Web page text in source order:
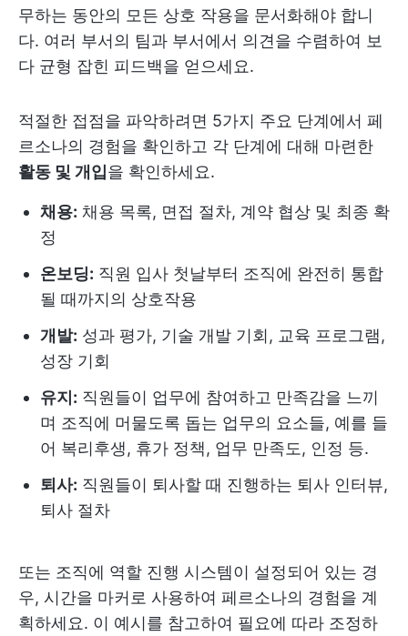
무하는 동안의 모든 상호 작용을 문서화해야 합니
다. 여러 부서의 팀과 부서에서 의견을 수렴하여 보
다 균형 잡힌 피드백을 얻으세요.
적절한 접점을 파악하려면 5가지 주요 단계에서 페
르소나의 경험을 확인하고 각 단계에 대해 마련한
활동 및 개입을 확인하세요.
채용: 채용 목록, 면접 절차, 계약 협상 및 최종 확
정
온보딩: 직원 입사 첫날부터 조직에 완전히 통합
될 때까지의 상호작용
개발: 성과 평가, 기술 개발 기회, 교육 프로그램,
성장 기회
유지: 직원들이 업무에 참여하고 만족감을 느끼
며 조직에 머물도록 돕는 업무의 요소들, 예를 들
어 복리후생, 휴가 정책, 업무 만족도, 인정 등.
퇴사: 직원들이 퇴사할 때 진행하는 퇴사 인터뷰,
퇴사 절차
또는 조직에 역할 진행 시스템이 설정되어 있는 경
우, 시간을 마커로 사용하여 페르소나의 경험을 계
획하세요. 이 예시를 참고하여 필요에 따라 조정하